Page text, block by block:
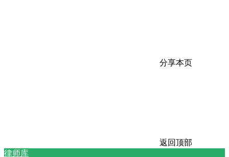
分享本页
返回顶部
律师库